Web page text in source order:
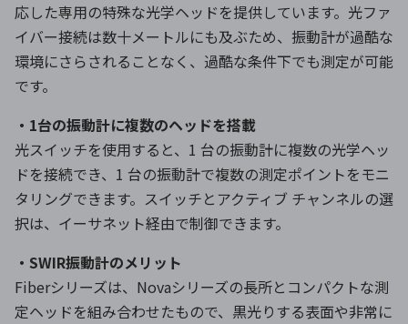
応した専用の特殊な光学ヘッドを提供しています。光ファ
イバー接続は数十メートルにも及ぶため、振動計が過酷な
環境にさらされることなく、過酷な条件下でも測定が可能
です。
・1台の振動計に複数のヘッドを搭載
光スイッチを使用すると、1 台の振動計に複数の光学ヘッ
ドを接続でき、1 台の振動計で複数の測定ポイントをモニ
タリングできます。スイッチとアクティブ チャンネルの選
択は、イーサネット経由で制御できます。
・SWIR振動計のメリット
Fiberシリーズは、Novaシリーズの長所とコンパクトな測
定ヘッドを組み合わせたもので、黒光りする表面や非常に